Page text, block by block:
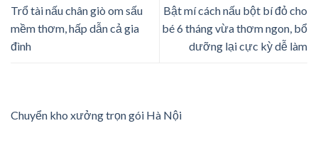
Trổ tài nấu chân giò om sấu
mềm thơm, hấp dẫn cả gia
đình
Bật mí cách nấu bột bí đỏ cho
bé 6 tháng vừa thơm ngon, bổ
dưỡng lại cực kỳ dễ làm
Chuyển kho xưởng trọn gói Hà Nội